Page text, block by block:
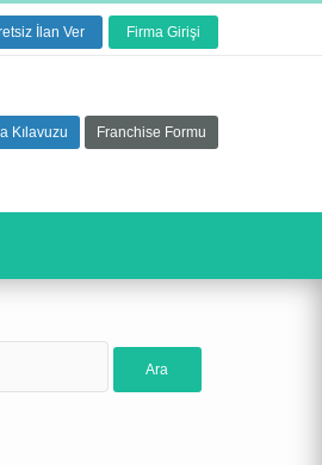
Firma Girişi
İlan Ver
Kılavuzu Franchise Formu